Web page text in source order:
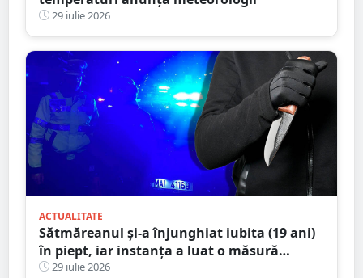
29 iulie 2026
ACTUALITATE
Sătmăreanul și-a înjunghiat iubita (19 ani)
în piept, iar instanța a luat o măsură
radicală
29 iulie 2026